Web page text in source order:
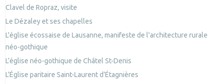
Clavel de Ropraz, visite
Le Dézaley et ses chapelles
L'église écossaise de Lausanne, manifeste de l'architecture rurale
néo-gothique
L’église néo-gothique de Châtel St-Denis
L’Église paritaire Saint-Laurent d’Étagnières